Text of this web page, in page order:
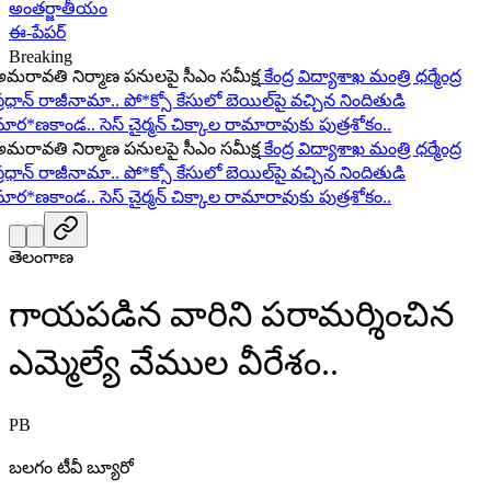
అంతర్జాతీయం
ఈ-పేపర్
Breaking
నిర్మాణ పనులపై సీఎం సమీక్ష కేంద్ర విద్యాశాఖ మంత్రి ధర్మేంద్ర
రాజీనామా.. పో*క్సో కేసులో బెయిల్‌పై వచ్చిన నిందితుడి
సెస్ చైర్మన్ చిక్కాల రామారావుకు పుత్రశోకం..
నిర్మాణ పనులపై సీఎం సమీక్ష కేంద్ర విద్యాశాఖ మంత్రి ధర్మేంద్ర
రాజీనామా.. పో*క్సో కేసులో బెయిల్‌పై వచ్చిన నిందితుడి
సెస్ చైర్మన్ చిక్కాల రామారావుకు పుత్రశోకం..
తెలంగాణ
గాయపడిన వారిని పరామర్శించిన
ఎమ్మెల్యే వేముల వీరేశం..
PB
బలగం టీవీ బ్యూరో